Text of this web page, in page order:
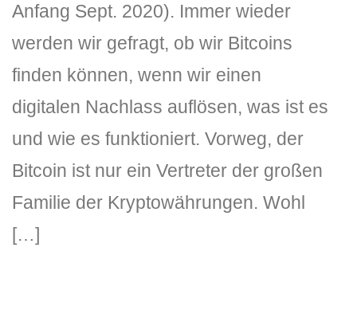
Anfang Sept. 2020). Immer wieder
werden wir gefragt, ob wir Bitcoins
finden können, wenn wir einen
digitalen Nachlass auflösen, was ist es
und wie es funktioniert. Vorweg, der
Bitcoin ist nur ein Vertreter der großen
Familie der Kryptowährungen. Wohl
[…]